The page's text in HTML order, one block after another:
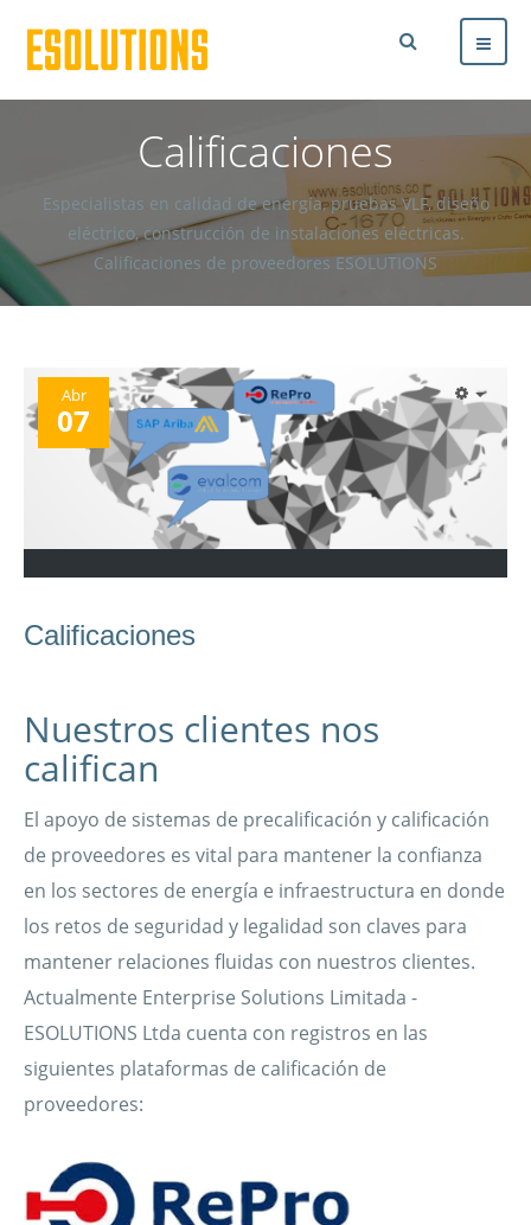
Calificaciones
Especialistas en calidad de energía, pruebas VLF, diseño
eléctrico, construcción de instalaciones eléctricas.
Calificaciones de proveedores ESOLUTIONS
Abr
07
Calificaciones
Nuestros clientes nos
califican
El apoyo de sistemas de precalificación y calificación
de proveedores es vital para mantener la confianza
en los sectores de energía e infraestructura en donde
los retos de seguridad y legalidad son claves para
mantener relaciones fluidas con nuestros clientes.
Actualmente Enterprise Solutions Limitada -
ESOLUTIONS Ltda cuenta con registros en las
siguientes plataformas de calificación de
proveedores: